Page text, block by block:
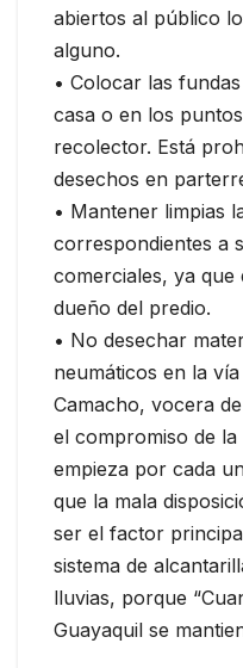
abiertos al público
alguno.
• Colocar las
casa o en los
recolector. Está
desechos en
• Mantener limpias
correspondientes a
comerciales, ya que
dueño del predio.
• No desechar
neumáticos en la
Camacho, vocera
el compromiso de la
empieza por cada
que la mala
ser el factor
sistema de
lluvias, porque
Guayaquil se